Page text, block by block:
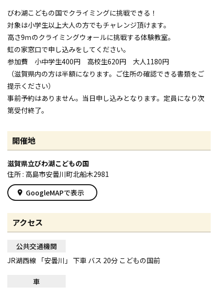
びわ湖こどもの国でクライミングに挑戦できる！
対象は小学生以上大人の方でもチャレンジ頂けます。
高さ9ｍのクライミングウォールに挑戦する体験教室。
虹の家窓口で申し込みをしてください。
参加費 小中学生400円 高校生620円 大人1180円
（滋賀県内の方は半額になります。ご住所の確認できる書類をご
提示ください）
事前予約はありません。当日申し込みとなります。定員になり次
第受付終了。
開催地
滋賀県立びわ湖こどもの国
住所 : 高島市安曇川町北船木2981
place GoogleMAPで表示
アクセス
公共交通機関
JR湖西線 「安曇川」 下車 バス 20分 こどもの国前
車